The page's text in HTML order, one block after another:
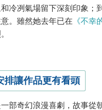
冷冽氣場留下深刻印象；
。雖然她去年已在 《不幸
排讓作品更有看頭
一部奇幻浪漫喜劇，故事從